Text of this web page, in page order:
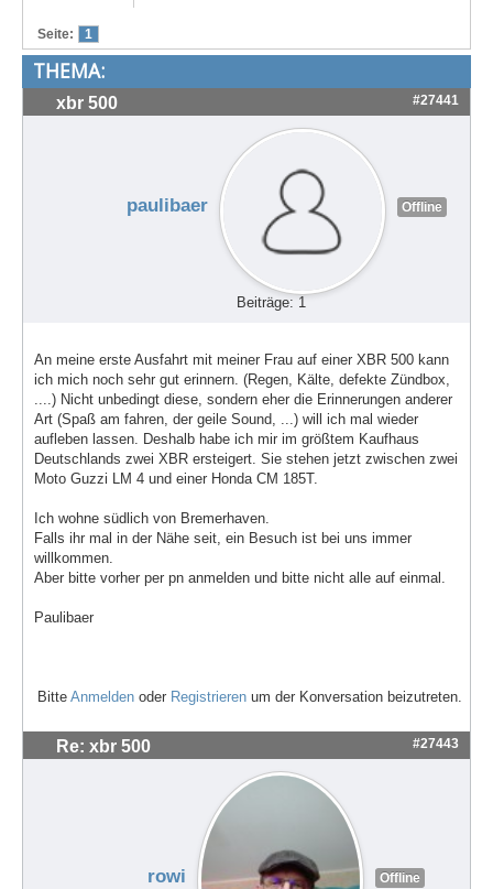
Seite: 1
THEMA:
xbr 500 #27441
paulibaer Offline
Beiträge: 1
An meine erste Ausfahrt mit meiner Frau auf einer XBR 500 kann
ich mich noch sehr gut erinnern. (Regen, Kälte, defekte Zündbox,
....) Nicht unbedingt diese, sondern eher die Erinnerungen anderer
Art (Spaß am fahren, der geile Sound, ...) will ich mal wieder
aufleben lassen. Deshalb habe ich mir im größtem Kaufhaus
Deutschlands zwei XBR ersteigert. Sie stehen jetzt zwischen zwei
Moto Guzzi LM 4 und einer Honda CM 185T.
Ich wohne südlich von Bremerhaven.
Falls ihr mal in der Nähe seit, ein Besuch ist bei uns immer
willkommen.
Aber bitte vorher per pn anmelden und bitte nicht alle auf einmal.
Paulibaer
Bitte Anmelden oder Registrieren um der Konversation beizutreten.
Re: xbr 500 #27443
rowi Offline